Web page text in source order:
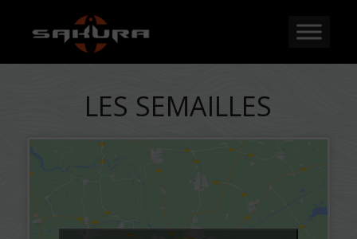
LES SEMAILLES